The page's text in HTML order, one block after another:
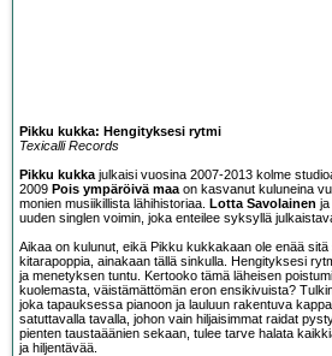
Pikku kukka: Hengityksesi rytmi
Texicalli Records
Pikku kukka julkaisi vuosina 2007-2013 kolme
2009 Pois ympäröivä maa on kasvanut kuluneina
monien musiikillista lähihistoriaa. Lotta Savolainen ja
uuden singlen voimin, joka enteilee syksyllä
Aikaa on kulunut, eikä Pikku kukkakaan ole enää
kitarapoppia, ainakaan tällä sinkulla. Hengityksesi
ja menetyksen tuntu. Kertooko tämä läheisen
kuolemasta, väistämättömän eron ensikivuista?
joka tapauksessa pianoon ja lauluun rakentuva
satuttavalla tavalla, johon vain hiljaisimmat raidat
pienten taustaäänien sekaan, tulee tarve halata
ja hiljentävää.